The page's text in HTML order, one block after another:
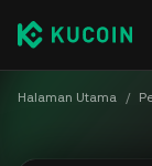
Halaman Utama /